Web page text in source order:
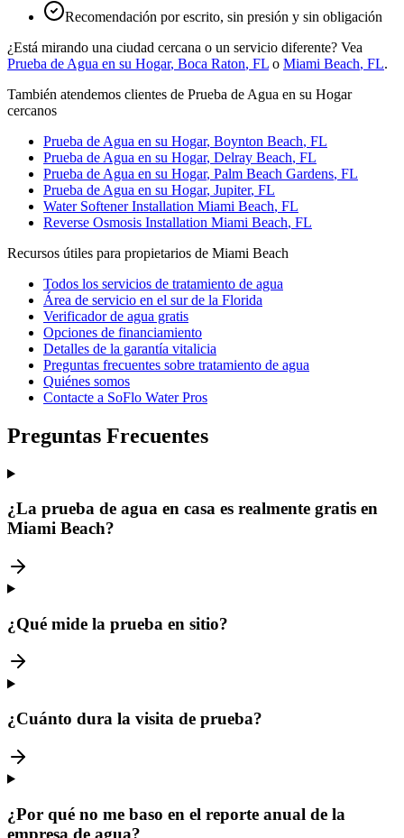
Recomendación por escrito, sin presión y sin obligación
¿Está mirando una ciudad cercana o un servicio diferente? Vea
Prueba de Agua en su Hogar, Boca Raton, FL o Miami Beach, FL.
También atendemos clientes de Prueba de Agua en su Hogar
cercanos
Prueba de Agua en su Hogar, Boynton Beach, FL
Prueba de Agua en su Hogar, Delray Beach, FL
Prueba de Agua en su Hogar, Palm Beach Gardens, FL
Prueba de Agua en su Hogar, Jupiter, FL
Water Softener Installation Miami Beach, FL
Reverse Osmosis Installation Miami Beach, FL
Recursos útiles para propietarios de Miami Beach
Todos los servicios de tratamiento de agua
Área de servicio en el sur de la Florida
Verificador de agua gratis
Opciones de financiamiento
Detalles de la garantía vitalicia
Preguntas frecuentes sobre tratamiento de agua
Quiénes somos
Contacte a SoFlo Water Pros
Preguntas Frecuentes
¿La prueba de agua en casa es realmente gratis en
Miami Beach?
¿Qué mide la prueba en sitio?
¿Cuánto dura la visita de prueba?
¿Por qué no me baso en el reporte anual de la
empresa de agua?